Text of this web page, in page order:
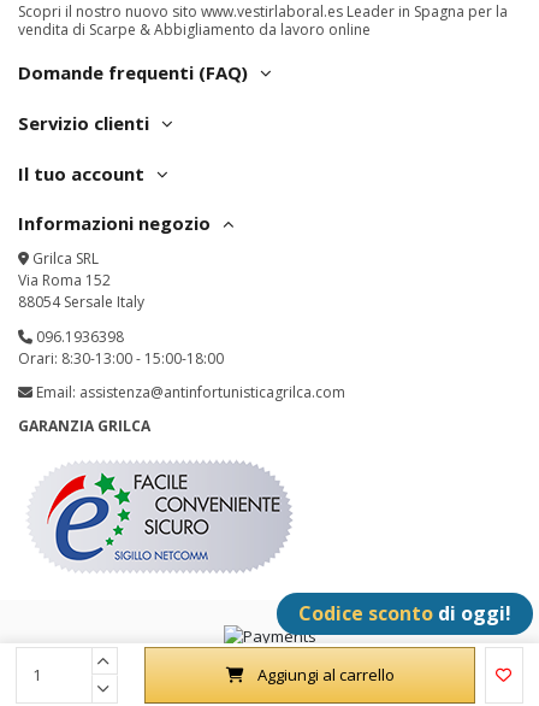
Aggiungi al carrello
Scopri il nostro nuovo sito www.vestirlaboral.es Leader in Spagna per la
vendita di Scarpe & Abbigliamento da lavoro online
Domande frequenti (FAQ)
Servizio clienti
Il tuo account
Informazioni negozio
Grilca SRL
Via Roma 152
88054 Sersale Italy
096.1936398
Orari: 8:30-13:00 - 15:00-18:00
Email: assistenza@antinfortunisticagrilca.com
GARANZIA GRILCA
Grilca SRL - P.IVA: IT02342180797 - All Rights Reserved
Codice sconto di oggi!